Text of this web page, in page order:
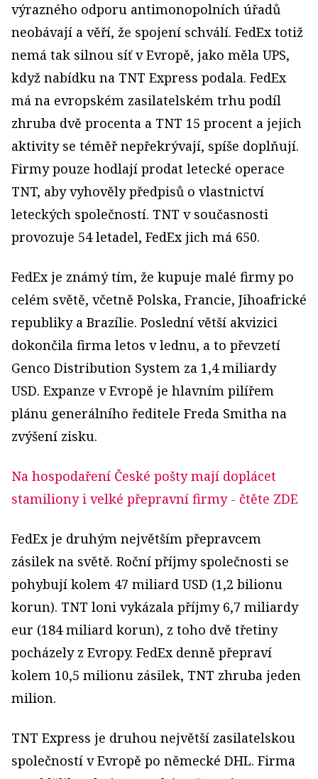
výrazného odporu antimonopolních úřadů
neobávají a věří, že spojení schválí. FedEx totiž
nemá tak silnou síť v Evropě, jako měla UPS,
když nabídku na TNT Express podala. FedEx
má na evropském zasilatelském trhu podíl
zhruba dvě procenta a TNT 15 procent a jejich
aktivity se téměř nepřekrývají, spíše doplňují.
Firmy pouze hodlají prodat letecké operace
TNT, aby vyhověly předpisů o vlastnictví
leteckých společností. TNT v současnosti
provozuje 54 letadel, FedEx jich má 650.
FedEx je známý tím, že kupuje malé firmy po
celém světě, včetně Polska, Francie, Jihoafrické
republiky a Brazílie. Poslední větší akvizici
dokončila firma letos v lednu, a to převzetí
Genco Distribution System za 1,4 miliardy
USD. Expanze v Evropě je hlavním pilířem
plánu generálního ředitele Freda Smitha na
zvýšení zisku.
Na hospodaření České pošty mají doplácet
stamiliony i velké přepravní firmy- čtěte ZDE
FedEx je druhým největším přepravcem
zásilek na světě. Roční příjmy společnosti se
pohybují kolem 47 miliard USD (1,2 bilionu
korun). TNT loni vykázala příjmy 6,7 miliardy
eur (184 miliard korun), z toho dvě třetiny
pocházely z Evropy. FedEx denně přepraví
kolem 10,5 milionu zásilek, TNT zhruba jeden
milion.
TNT Express je druhou největší zasilatelskou
společností v Evropě po německé DHL. Firma